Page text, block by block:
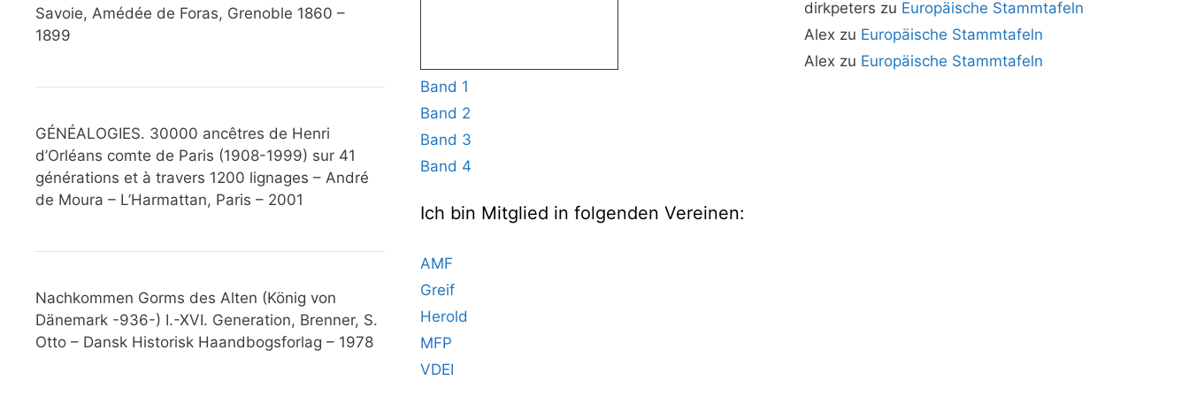
Savoie, Amédée de Foras, Grenoble 1860 –
1899
GÉNÉALOGIES. 30000 ancêtres de Henri
d’Orléans comte de Paris (1908-1999) sur 41
générations et à travers 1200 lignages – André
de Moura – L’Harmattan, Paris – 2001
Nachkommen Gorms des Alten (König von
Dänemark -936-) I.-XVI. Generation, Brenner, S.
Otto – Dansk Historisk Haandbogsforlag – 1978
Band 1
Band 2
Band 3
Band 4
Ich bin Mitglied in folgenden Vereinen:
AMF
Greif
Herold
MFP
VDEI
dirkpeters zu Europäische Stammtafeln
Alex zu Europäische Stammtafeln
Alex zu Europäische Stammtafeln